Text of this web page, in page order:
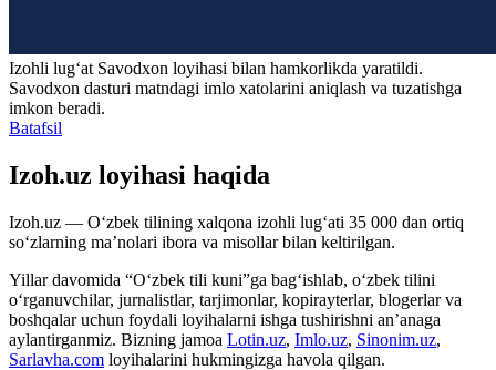
Izohli lugʻat Savodxon loyihasi bilan hamkorlikda yaratildi.
Savodxon dasturi matndagi imlo xatolarini aniqlash va tuzatishga
imkon beradi.
Batafsil
Izoh.uz loyihasi haqida
Izoh.uz — O‘zbek tilining xalqona izohli lug‘ati 35 000 dan ortiq
so‘zlarning ma’nolari ibora va misollar bilan keltirilgan.
Yillar davomida “O‘zbek tili kuni”ga bag‘ishlab, o‘zbek tilini
o‘rganuvchilar, jurnalistlar, tarjimonlar, kopirayterlar, blogerlar va
boshqalar uchun foydali loyihalarni ishga tushirishni an’anaga
aylantirganmiz. Bizning jamoa Lotin.uz, Imlo.uz, Sinonim.uz,
Sarlavha.com loyihalarini hukmingizga havola qilgan.